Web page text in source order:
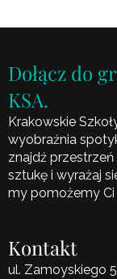
Dołącz do
KSA.
Krakowskie
wyobraźnia
znajdź przestrzeń
sztukę i wyrażaj
my pomożemy
Kontakt
ul. Zamoyskiego